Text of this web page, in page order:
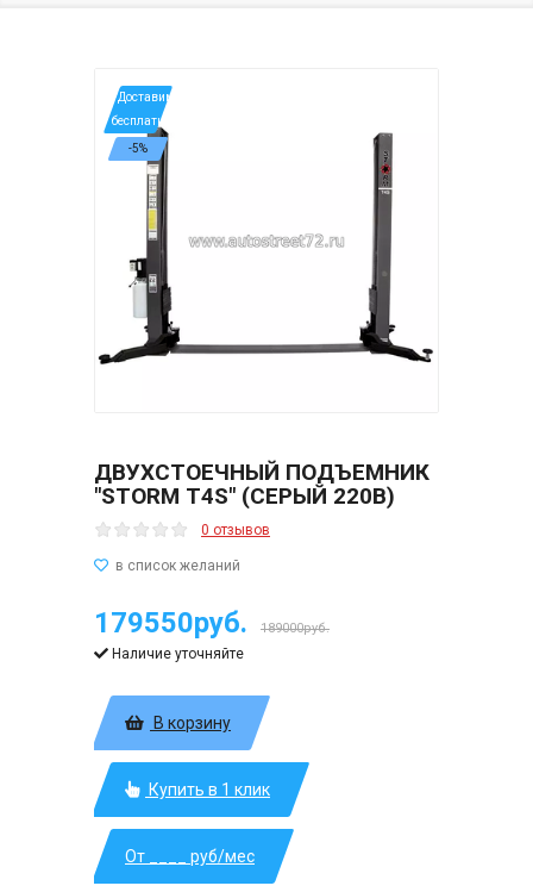
*Доставим
бесплатно
-5%
ДВУХСТОЕЧНЫЙ ПОДЪЕМНИК
"STORM T4S" (СЕРЫЙ 220В)
0 отзывов
179550руб. 189000руб.
Наличие уточняйте
В корзину
Купить в 1 клик
От ____ руб/мес